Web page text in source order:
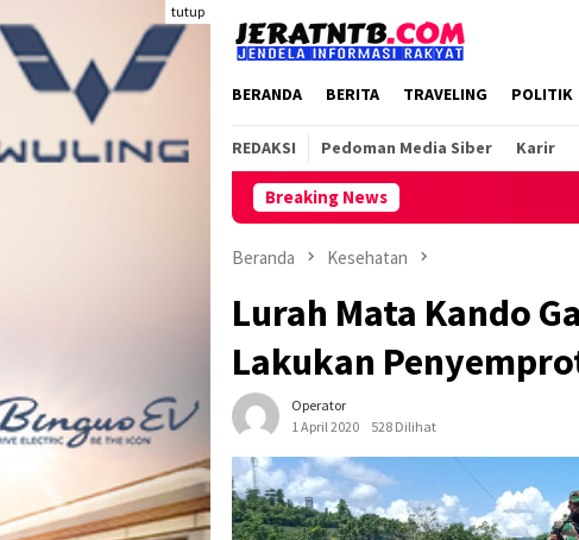
ke
konten
tutup
BERANDA BERITA TRAVELING POLITIK
REDAKSI Pedoman Media Siber Karir
Breaking News
Beranda Kesehatan
Lurah Mata Kando
Lakukan
Operator
1 April 2020
528 Dilihat